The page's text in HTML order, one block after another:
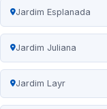
Jardim Esplanada
Jardim Juliana
Jardim Layr